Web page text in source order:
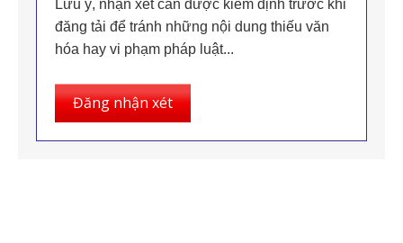
Lưu ý, nhận xét cần được kiểm định trước khi
đăng tải để tránh những nội dung thiếu văn
hóa hay vi phạm pháp luật...
Đăng nhận xét